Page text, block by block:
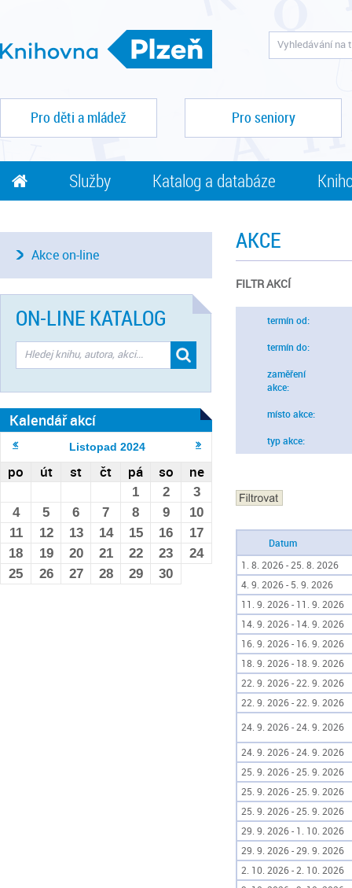
Pro děti a mládež Pro seniory
Služby Katalog a databáze
AKCE
FILTR AKCÍ
termín od:
termín do:
zaměření
akce:
místo akce:
typ akce:
Datum
1. 8. 2026 - 25. 8. 2026
4. 9. 2026 - 5. 9. 2026
11. 9. 2026 - 11. 9. 2026
14. 9. 2026 - 14. 9. 2026
16. 9. 2026 - 16. 9. 2026
18. 9. 2026 - 18. 9. 2026
22. 9. 2026 - 22. 9. 2026
22. 9. 2026 - 22. 9. 2026
24. 9. 2026 - 24. 9. 2026
24. 9. 2026 - 24. 9. 2026
25. 9. 2026 - 25. 9. 2026
25. 9. 2026 - 25. 9. 2026
25. 9. 2026 - 25. 9. 2026
29. 9. 2026 - 1. 10. 2026
29. 9. 2026 - 29. 9. 2026
2. 10. 2026 - 2. 10. 2026
Akce on-line
ON-LINE KATALOG
Kalendář akcí
Listopad 2024
po út st čt pá so ne
1 2
3
4
5 6 7 8 9
10
11
12 13 14 15 16
17
18
19 20 21 22 23
24
25
26 27 28 29 30